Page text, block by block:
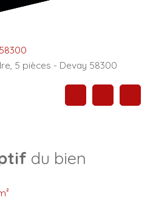
5 pièces - Devay 58300
du bien